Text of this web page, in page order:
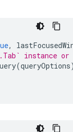
,
instance or
(queryOptions